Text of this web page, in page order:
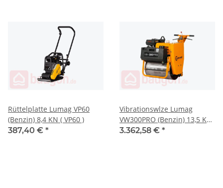
Rüttelplatte Lumag VP60
(Benzin) 8,4 KN ( VP60 )
387,40 € *
Vibrationswlze Lumag
VW300PRO (Benzin) 13,5 KN
( LUVW300PRO )
3.362,58 € *